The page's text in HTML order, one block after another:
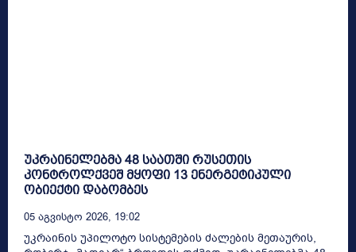
უკრაინელებმა 48 საათში რუსეთის
კონტროლქვეშ მყოფი 13 ენერგეტიკული
ობიექტი დაბომბეს
05 Აგვისტო 2026, 19:02
უკრაინის უპილოტო სისტემების ძალების მეთაურის,